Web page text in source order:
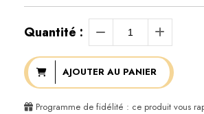
Quantité :
AJOUTER AU PANIER
Programme de fidélité : ce produit vous